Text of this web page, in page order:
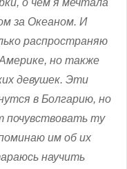
за Океаном. И
распространяю
но также
девушек. Эти
в Болгарию, но
почувствовать ту
им об их
научить